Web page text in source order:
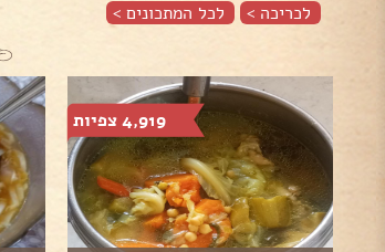
לכריכה > לכל המתכונים >
4,919 צפיות